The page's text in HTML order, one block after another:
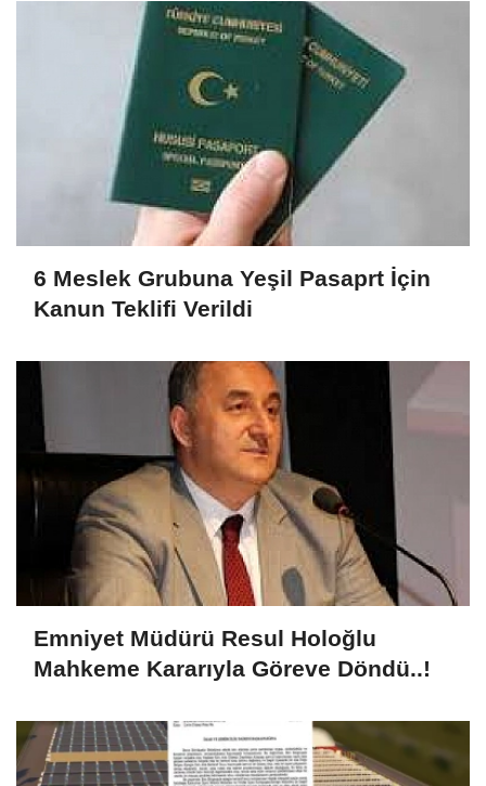
6 Meslek Grubuna Yeşil Pasaprt İçin
Kanun Teklifi Verildi
Emniyet Müdürü Resul Holoğlu
Mahkeme Kararıyla Göreve Döndü..!